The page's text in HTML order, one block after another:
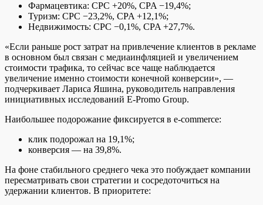
Фармацевтика: CPC +20%, CPA −19,4%;
Туризм: CPC −23,2%, CPA +12,1%;
Недвижимость: CPC −0,1%, CPA +27,7%.
«Если раньше рост затрат на привлечение клиентов в рекламе
в основном был связан с медиаинфляцией и увеличением
стоимости трафика, то сейчас все чаще наблюдается
увеличение именно стоимости конечной конверсии», —
подчеркивает Лариса Яшина, руководитель направления
инициативных исследований E-Promo Group.
Наибольшее подорожание фиксируется в e-commerce:
клик подорожал на 19,1%;
конверсия — на 39,8%.
На фоне стабильного среднего чека это побуждает компании
пересматривать свои стратегии и сосредоточиться на
удержании клиентов. В приоритете: